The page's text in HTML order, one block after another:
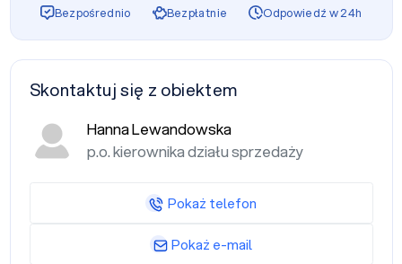
Bezpośrednio Bezpłatnie Odpowiedź w 24h
Skontaktuj się z obiektem
Hanna Lewandowska
p.o. kierownika działu sprzedaży
Pokaż telefon
Pokaż e-mail